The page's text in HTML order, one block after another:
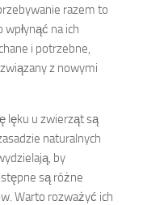
razem to
na ich
i potrzebne,
z nowymi
lęku u zwierząt są
naturalnych
by
są różne
Warto rozważyć ich